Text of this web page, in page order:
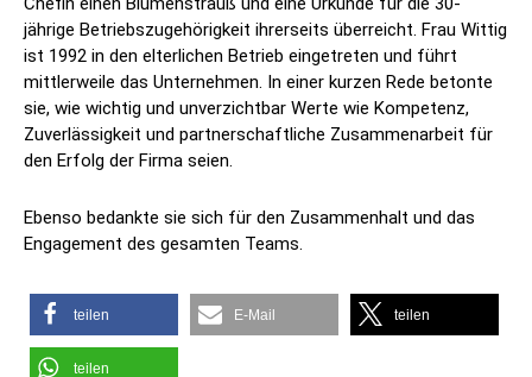
jährige Betriebszugehörigkeit ihrerseits überreicht. Frau Wittig
ist 1992 in den elterlichen Betrieb eingetreten und führt
mittlerweile das Unternehmen. In einer kurzen Rede betonte
sie, wie wichtig und unverzichtbar Werte wie Kompetenz,
Zuverlässigkeit und partnerschaftliche Zusammenarbeit für
den Erfolg der Firma seien.
Ebenso bedankte sie sich für den Zusammenhalt und das
Engagement des gesamten Teams.
teilen E-Mail teilen
teilen